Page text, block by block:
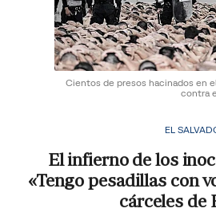
Cientos de presos hacinados en
contra
EL
El infierno de los
«Tengo pesadillas con
cárceles de